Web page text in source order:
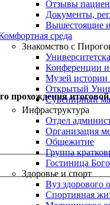
Отзывы
Документы,
Вышестоящие
среда
Знакомство с
Конференции
Музей
Открытый
Сувенирный
Инфраструктура
Отдел
Организация
Общежитие
Группа
Гостиница
Здоровье и спорт
Вуз здорового
Спортивная